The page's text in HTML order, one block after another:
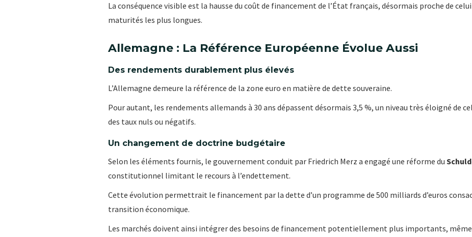
La conséquence visible est la hausse du coût de financement de l’État français, désormais proche de
maturités les plus longues.
Allemagne : La Référence Européenne Évolue Aussi
Des rendements durablement plus élevés
L’Allemagne demeure la référence de la zone euro en matière de dette souveraine.
Pour autant, les rendements allemands à 30 ans dépassent désormais 3,5 %, un niveau très éloigné de
des taux nuls ou négatifs.
Un changement de doctrine budgétaire
Selon les éléments fournis, le gouvernement conduit par Friedrich Merz a engagé une réforme du
constitutionnel limitant le recours à l’endettement.
Cette évolution permettrait le financement par la dette d’un programme de 500 milliards d’euros
transition économique.
Les marchés doivent ainsi intégrer des besoins de financement potentiellement plus importants,